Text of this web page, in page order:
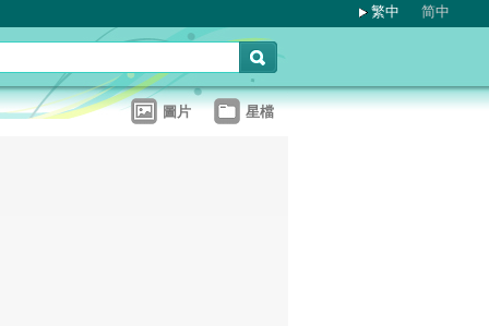
繁中 简中
圖片 星檔